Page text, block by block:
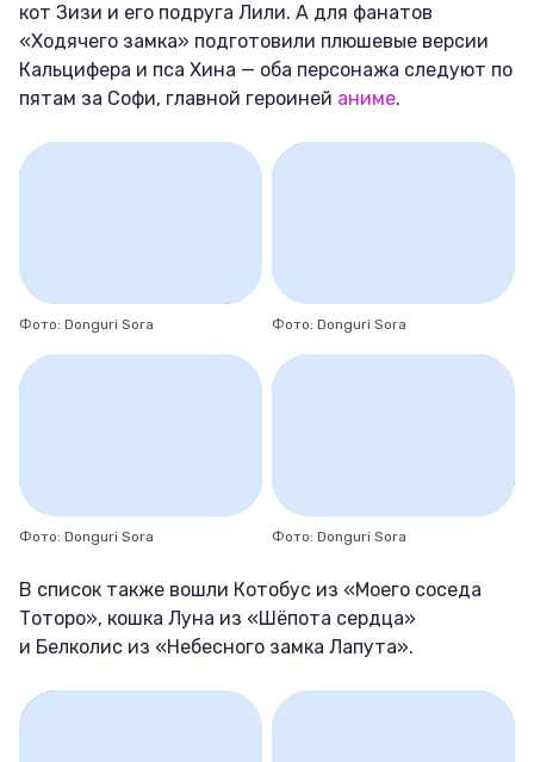
кот Зизи и его подруга Лили. А для фанатов
«Ходячего замка» подготовили плюшевые версии
Кальцифера и пса Хина — оба персонажа следуют по
пятам за Софи, главной героиней аниме.
Фото: Donguri Sora Фото: Donguri Sora
Фото: Donguri Sora Фото: Donguri Sora
В список также вошли Котобус из «Моего соседа
Тоторо», кошка Луна из «Шёпота сердца»
и Белколис из «Небесного замка Лапута».